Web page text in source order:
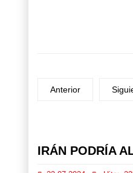
Anterior
IRÁN PODRÍA